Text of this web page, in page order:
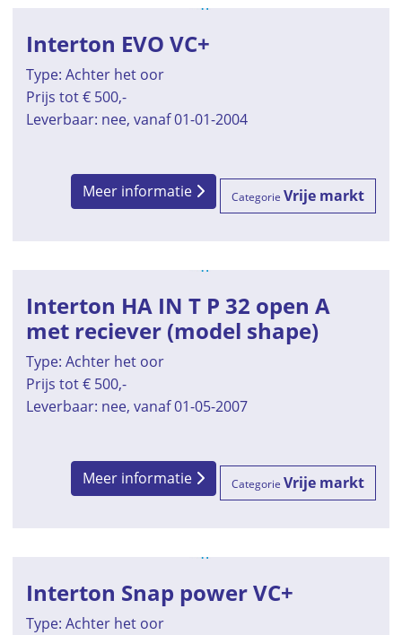
Interton EVO VC+
Type: Achter het oor
Prijs tot € 500,-
Leverbaar: nee, vanaf 01-01-2004
Meer informatie Categorie Vrije markt
Interton HA IN T P 32 open A
met reciever (model shape)
Type: Achter het oor
Prijs tot € 500,-
Leverbaar: nee, vanaf 01-05-2007
Meer informatie Categorie Vrije markt
Interton Snap power VC+
Type: Achter het oor